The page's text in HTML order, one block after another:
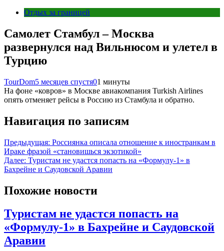
Отдых за границей
Самолет Стамбул – Москва
развернулся над Вильнюсом и улетел в
Турцию
TourDom5 месяцев спустя01 минуты
На фоне «ковров» в Москве авиакомпания Turkish Airlines
опять отменяет рейсы в Россию из Стамбула и обратно.
Навигация по записям
Предыдущая: Россиянка описала отношение к иностранкам в
Ираке фразой «становишься экзотикой»
Далее: Туристам не удастся попасть на «Формулу-1» в
Бахрейне и Саудовской Аравии
Похожие новости
Туристам не удастся попасть на
«Формулу-1» в Бахрейне и Саудовской
Аравии